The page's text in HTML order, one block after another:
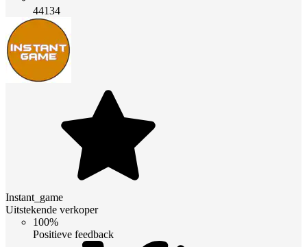
44134
Instant_game
Uitstekende verkoper
100%
Positieve feedback